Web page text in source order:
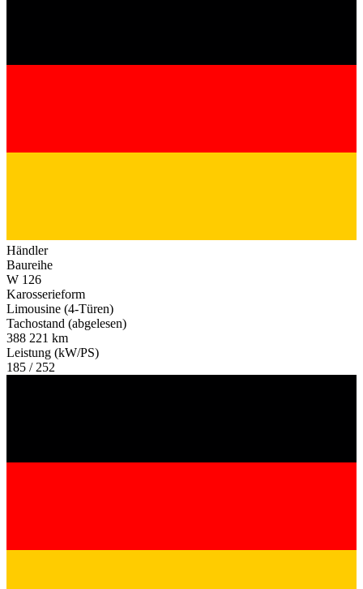
Händler
Baureihe
W 126
Karosserieform
Limousine (4-Türen)
Tachostand (abgelesen)
388 221 km
Leistung (kW/PS)
185 / 252